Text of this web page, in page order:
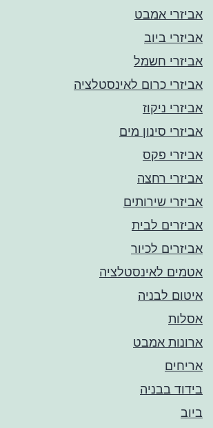
אביזרי אמבט
אביזרי ביוב
אביזרי חשמל
אביזרי כרום לאינסטלציה
אביזרי ניקוז
אביזרי סינון מים
אביזרי פקס
אביזרי רחצה
אביזרי שירותים
אביזרים לבית
אביזרים לכיור
אטמים לאינסטלציה
איטום לבניה
אסלות
ארונות אמבט
אריחים
בידוד בבניה
ביוב